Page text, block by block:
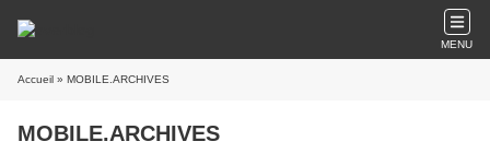
MENU
Accueil » MOBILE.ARCHIVES
MOBILE.ARCHIVES